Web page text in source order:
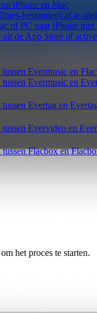
iPhone en Mac
bestanden) af te
of PC naar iPhone
de App Store of
Evermusic en
Evermusic en
Evertag en
Evervideo en
Flacbox en
om het proces te starten.